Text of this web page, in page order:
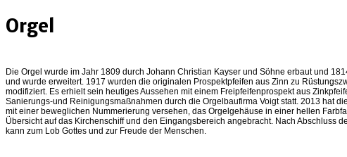
Orgel
Die Orgel wurde im Jahr 1809 durch Johann Christian Kayser und Söhne erbaut und
und wurde erweitert. 1917 wurden die originalen Prospektpfeifen aus Zinn zu
modifiziert. Es erhielt sein heutiges Aussehen mit einem Freipfeifenprospekt aus
Sanierungs-und Reinigungsmaßnahmen durch die Orgelbaufirma Voigt statt. 2013 hat
mit einer beweglichen Nummerierung versehen, das Orgelgehäuse in einer hellen
Übersicht auf das Kirchenschiff und den Eingangsbereich angebracht. Nach Abschluss
kann zum Lob Gottes und zur Freude der Menschen.